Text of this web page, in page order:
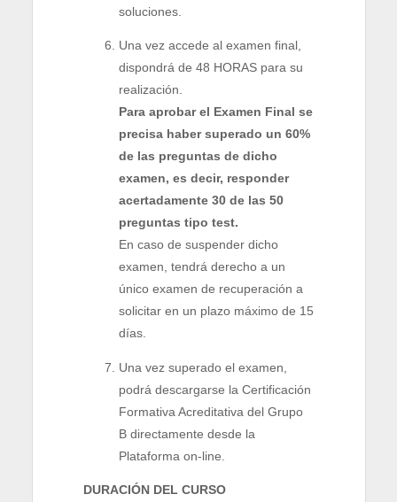
soluciones.
Una vez accede al examen final,
dispondrá de 48 HORAS para su
realización.
Para aprobar el Examen Final se
precisa haber superado un 60%
de las preguntas de dicho
examen, es decir, responder
acertadamente 30 de las 50
preguntas tipo test.
En caso de suspender dicho
examen, tendrá derecho a un
único examen de recuperación a
solicitar en un plazo máximo de 15
días.
Una vez superado el examen,
podrá descargarse la Certificación
Formativa Acreditativa del Grupo
B directamente desde la
Plataforma on-line.
DURACIÓN DEL CURSO